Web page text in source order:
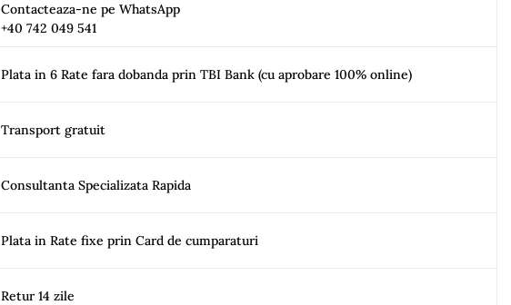
Contacteaza-ne pe WhatsApp
+40 742 049 541
Plata in 6 Rate fara dobanda prin TBI Bank (cu aprobare 100% online)
Transport gratuit
Consultanta Specializata Rapida
Plata in Rate fixe prin Card de cumparaturi
Retur 14 zile